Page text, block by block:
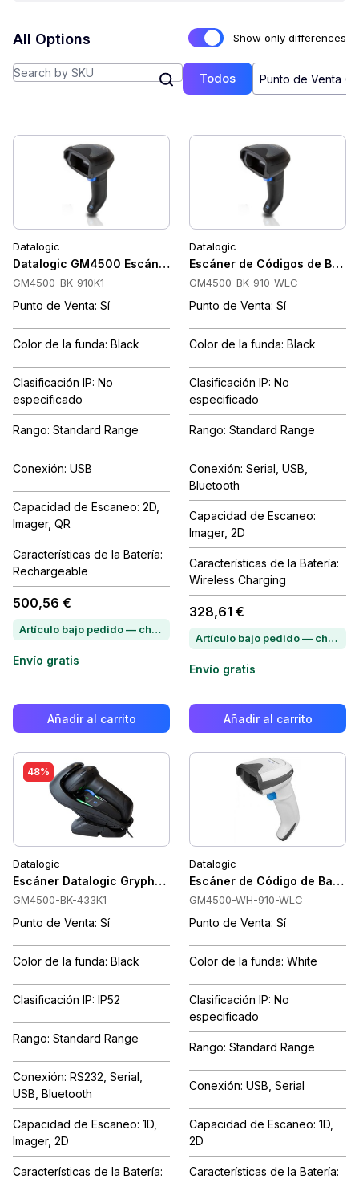
Show only differences
All Options
Todos Punto de Venta
Datalogic
Datalogic GM4500 Escáner de código de barras 2D, Kit,
GM4500-BK-910K1
Punto de Venta: Sí
Color de la funda: Black
Clasificación IP: No
especificado
Rango: Standard Range
Conexión: USB
Capacidad de Escaneo: 2D,
Imager, QR
Características de la Batería:
Rechargeable
500,56 €
Artículo bajo pedido — chatea para conocer el plazo de entrega
Envío gratis
Añadir al carrito
Datalogic
Escáner de Códigos de
GM4500-BK-910-WLC
Punto de Venta: Sí
Color de la funda: Black
Clasificación IP: No
especificado
Rango: Standard Range
Conexión: Serial, USB,
Bluetooth
Capacidad de Escaneo:
Imager, 2D
Características de la Batería:
Wireless Charging
328,61 €
Artículo bajo pedido — chatea para conocer el plazo de entrega
Envío gratis
Añadir al carrito
48%
Datalogic
Escáner Datalogic Gryphon GM4500, Inalámbrico, 2D, 433
GM4500-BK-433K1
Punto de Venta: Sí
Color de la funda: Black
Clasificación IP: IP52
Rango: Standard Range
Conexión: RS232, Serial,
USB, Bluetooth
Capacidad de Escaneo: 1D,
Imager, 2D
Características de la Batería:
Datalogic
Escáner de Código de
GM4500-WH-910-WLC
Punto de Venta: Sí
Color de la funda: White
Clasificación IP: No
especificado
Rango: Standard Range
Conexión: USB, Serial
Capacidad de Escaneo: 1D,
2D
Características de la Batería: